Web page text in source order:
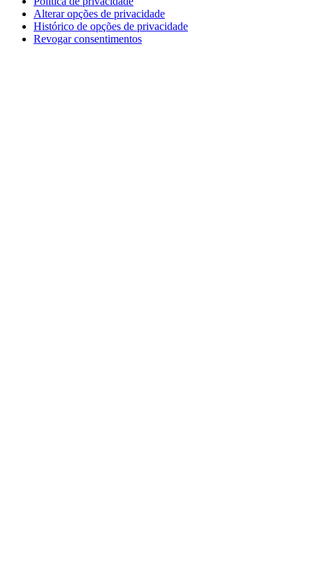
Alterar opções de privacidade
Histórico de opções de privacidade
Revogar consentimentos